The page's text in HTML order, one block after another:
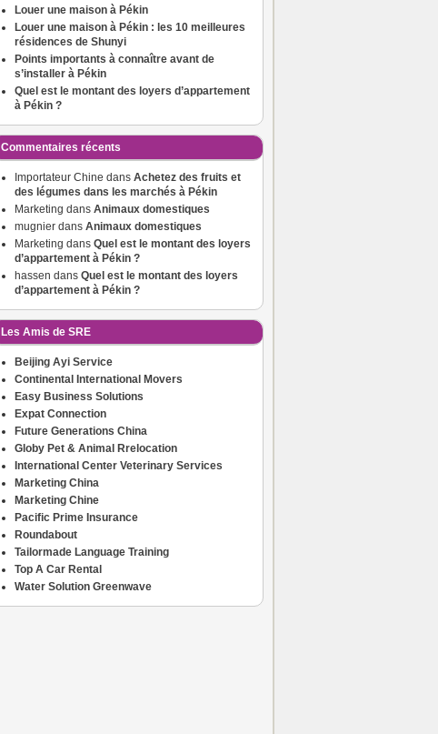
Louer une maison à Pékin
Louer une maison à Pékin : les 10 meilleures
résidences de Shunyi
Points importants à connaître avant de
s’installer à Pékin
Quel est le montant des loyers d’appartement
à Pékin ?
Commentaires récents
Importateur Chine dans Achetez des fruits et
des légumes dans les marchés à Pékin
Marketing dans Animaux domestiques
mugnier dans Animaux domestiques
Marketing dans Quel est le montant des loyers
d’appartement à Pékin ?
hassen dans Quel est le montant des loyers
d’appartement à Pékin ?
Les Amis de SRE
Beijing Ayi Service
Continental International Movers
Easy Business Solutions
Expat Connection
Future Generations China
Globy Pet & Animal Rrelocation
International Center Veterinary Services
Marketing China
Marketing Chine
Pacific Prime Insurance
Roundabout
Tailormade Language Training
Top A Car Rental
Water Solution Greenwave